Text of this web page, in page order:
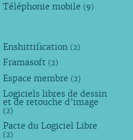
Téléphonie mobile (9)
Enshittification (2)
Framasoft (2)
Espace membre (2)
Logiciels libres de dessin
et de retouche d’image
(2)
Pacte du Logiciel Libre
(2)